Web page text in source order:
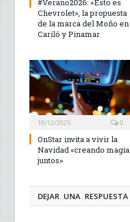
#Verano2026: «Esto es
Chevrolet», la propuesta
de la marca del Moño en
Cariló y Pinamar
18/12/2025 0
OnStar invita a vivir la
Navidad «creando magia
juntos»
DEJAR UNA RESPUESTA